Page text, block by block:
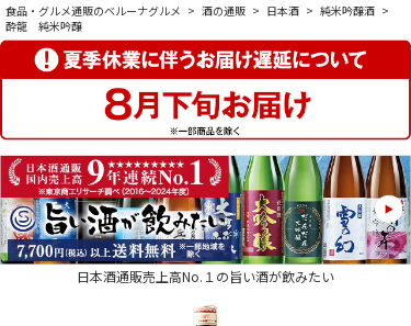
食品・グルメ通販のベルーナグルメ > 酒の通販 > 日本酒 > 純米吟醸酒 >
酔龍 純米吟醸
日本酒通販売上高No.１の旨い酒が飲みたい